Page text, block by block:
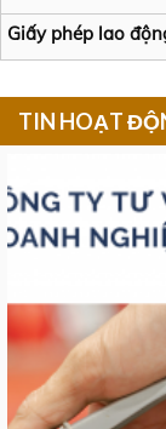
Giấy phép lao
TIN HOẠT